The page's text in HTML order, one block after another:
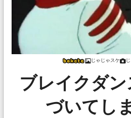
じゃじゃスケ
ブレイクダ
づいてし